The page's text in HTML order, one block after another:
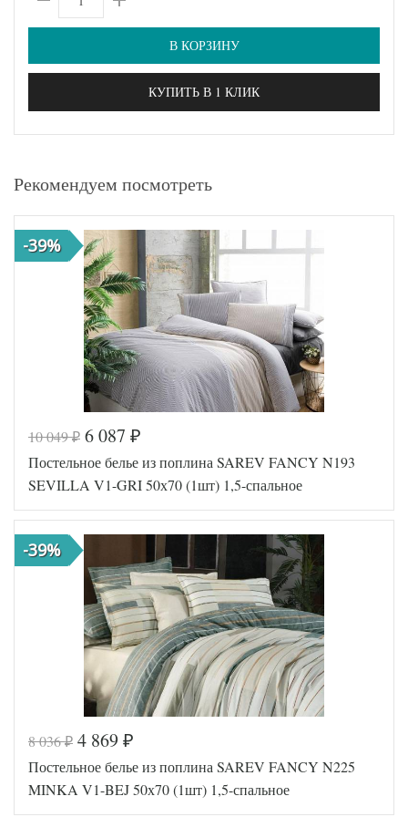
В КОРЗИНУ
КУПИТЬ В 1 КЛИК
Рекомендуем посмотреть
-39%
Код товара
570-841
Артикул
FIR8682
6763800
24
10 049₽ 6 087 ₽
Постельное белье из поплина SAREV FANCY N193
SEVILLA V1-GRI 50х70 (1шт) 1,5-спальное
-39%
8 036₽ 4 869 ₽
Постельное белье из поплина SAREV FANCY N225
MINKA V1-BEJ 50х70 (1шт) 1,5-спальное